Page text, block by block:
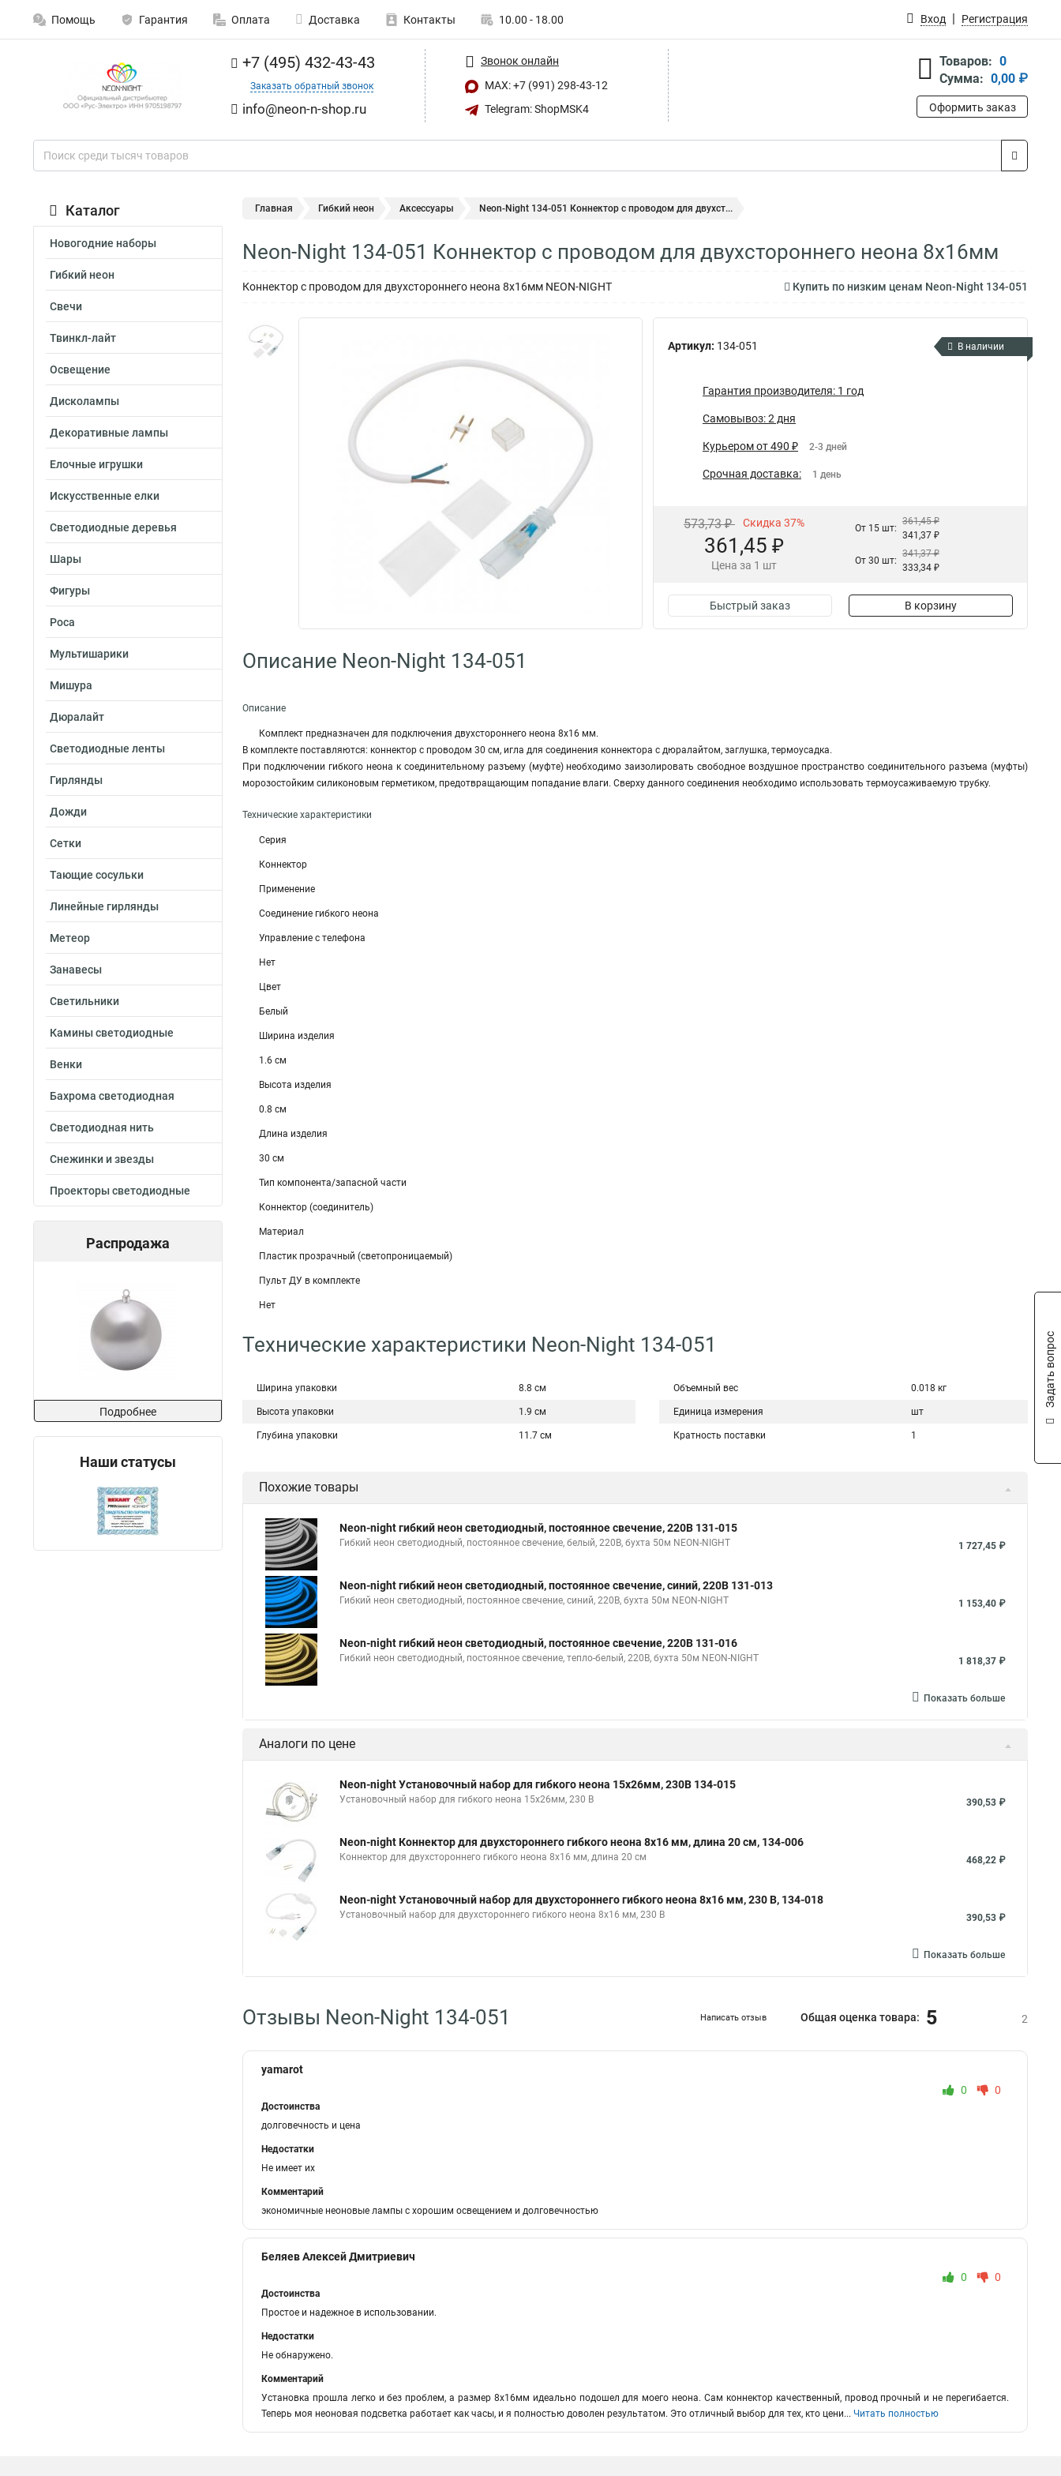
Помощь Гарантия Оплата Доставка Контакты 10.00 - 18.00 Вход Регистрация
+7 (495) 432-43-43
Заказать обратный звонок
info@neon-n-shop.ru
Звонок онлайн
MAX: +7 (991) 298-43-12
Telegram: ShopMSK4
Товаров: 0
Сумма: 0,00 ₽
Оформить заказ
Каталог
Новогодние наборы
Гибкий неон
Свечи
Твинкл-лайт
Освещение
Дисколампы
Декоративные лампы
Елочные игрушки
Искусственные елки
Светодиодные деревья
Шары
Фигуры
Роса
Мультишарики
Мишура
Дюралайт
Светодиодные ленты
Гирлянды
Дожди
Сетки
Тающие сосульки
Линейные гирлянды
Метеор
Занавесы
Светильники
Камины светодиодные
Венки
Бахрома светодиодная
Светодиодная нить
Снежинки и звезды
Проекторы светодиодные
Распродажа
Подробнее
Наши статусы
Главная Гибкий неон Аксессуары Neon-Night 134-051 Коннектор с проводом для двухст...
Neon-Night 134-051 Коннектор с проводом для двухстороннего неона 8х16мм
Коннектор с проводом для двухстороннего неона 8х16мм NEON-NIGHT Купить по низким ценам Neon-Night 134-051
Артикул: 134-051 В наличии
Гарантия производителя: 1 год
Самовывоз: 2 дня
Курьером от 490 ₽ 2-3 дней
Срочная доставка: 1 день
573,73 ₽ Скидка 37%
361,45 ₽
Цена за 1 шт
От 15 шт:
361,45 ₽
341,37 ₽
От 30 шт:
341,37 ₽
333,34 ₽
Быстрый заказ В корзину
Описание Neon-Night 134-051
Описание
Комплект предназначен для подключения двухстороннего неона 8х16 мм.
В комплекте поставляются: коннектор с проводом 30 см, игла для соединения коннектора с дюралайтом, заглушка, термоусадка.
При подключении гибкого неона к соединительному разъему (муфте) необходимо заизолировать свободное воздушное пространство соединительного разъема (муфты)
морозостойким силиконовым герметиком, предотвращающим попадание влаги. Сверху данного соединения необходимо использовать термоусаживаемую трубку.
Технические характеристики
Серия
Коннектор
Применение
Соединение гибкого неона
Управление с телефона
Нет
Цвет
Белый
Ширина изделия
1.6 см
Высота изделия
0.8 см
Длина изделия
30 см
Тип компонента/запасной части
Коннектор (соединитель)
Материал
Пластик прозрачный (светопроницаемый)
Пульт ДУ в комплекте
Нет
Технические характеристики Neon-Night 134-051
Ширина упаковки 8.8 см
Высота упаковки 1.9 см
Глубина упаковки 11.7 см
Объемный вес 0.018 кг
Единица измерения шт
Кратность поставки 1
Похожие товары
Neon-night гибкий неон светодиодный, постоянное свечение, 220В 131-015
Гибкий неон светодиодный, постоянное свечение, белый, 220В, бухта 50м NEON-NIGHT 1 727,45 ₽
Neon-night гибкий неон светодиодный, постоянное свечение, синий, 220В 131-013
Гибкий неон светодиодный, постоянное свечение, синий, 220В, бухта 50м NEON-NIGHT 1 153,40 ₽
Neon-night гибкий неон светодиодный, постоянное свечение, 220В 131-016
Гибкий неон светодиодный, постоянное свечение, тепло-белый, 220В, бухта 50м NEON-NIGHT 1 818,37 ₽
Показать больше
Аналоги по цене
Neon-night Установочный набор для гибкого неона 15х26мм, 230В 134-015
Установочный набор для гибкого неона 15х26мм, 230 В 390,53 ₽
Neon-night Коннектор для двухстороннего гибкого неона 8х16 мм, длина 20 см, 134-006
Коннектор для двухстороннего гибкого неона 8х16 мм, длина 20 см 468,22 ₽
Neon-night Установочный набор для двухстороннего гибкого неона 8х16 мм, 230 В, 134-018
Установочный набор для двухстороннего гибкого неона 8х16 мм, 230 В 390,53 ₽
Показать больше
Отзывы Neon-Night 134-051 Написать отзыв Общая оценка товара: 5 2
yamarot
0
0
Достоинства
долговечность и цена
Недостатки
Не имеет их
Комментарий
экономичные неоновые лампы с хорошим освещением и долговечностью
Беляев Алексей Дмитриевич
0
0
Достоинства
Простое и надежное в использовании.
Недостатки
Не обнаружено.
Комментарий
Установка прошла легко и без проблем, а размер 8х16мм идеально подошел для моего неона. Сам коннектор качественный, провод прочный и не перегибается.
Теперь моя неоновая подсветка работает как часы, и я полностью доволен результатом. Это отличный выбор для тех, кто цени... Читать полностью
Задать вопрос